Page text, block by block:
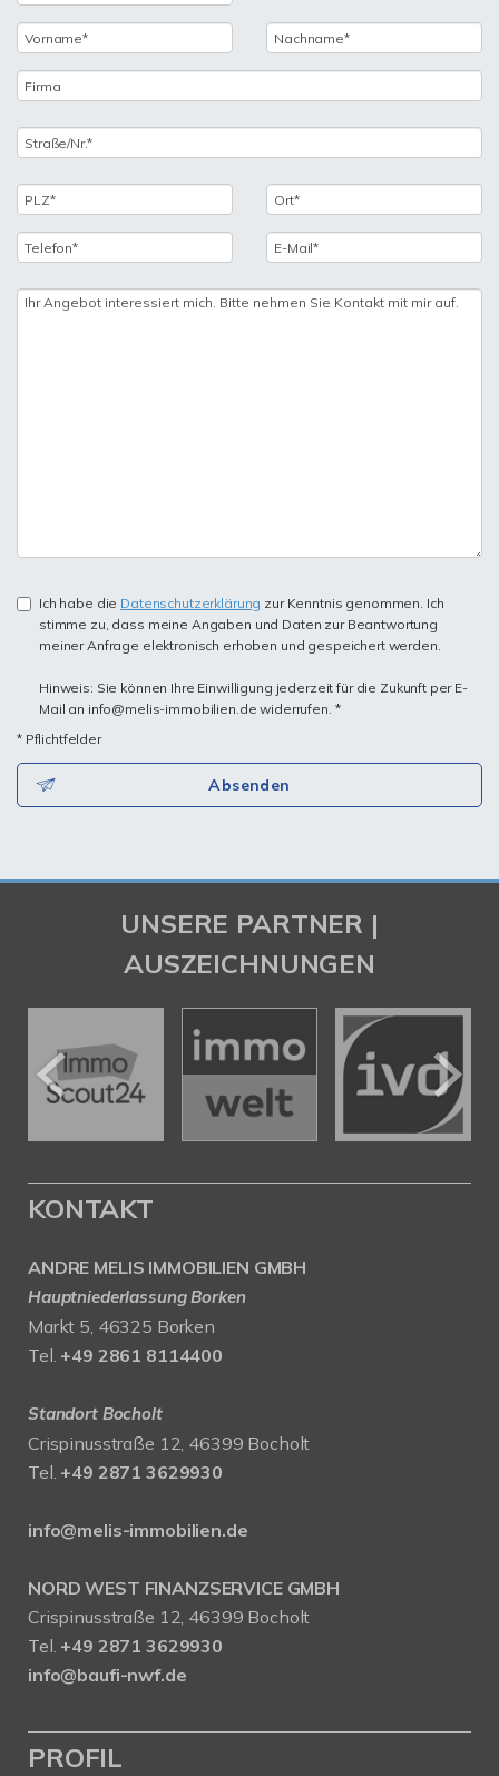
Ich habe die Datenschutzerklärung zur Kenntnis genommen. Ich
stimme zu, dass meine Angaben und Daten zur Beantwortung
meiner Anfrage elektronisch erhoben und gespeichert werden.
Hinweis: Sie können Ihre Einwilligung jederzeit für die Zukunft per E-
Mail an info@melis-immobilien.de widerrufen. *
* Pflichtfelder
Absenden
UNSERE PARTNER |
AUSZEICHNUNGEN
KONTAKT
ANDRE MELIS IMMOBILIEN GMBH
Hauptniederlassung Borken
Markt 5, 46325 Borken
Tel. +49 2861 8114400
Standort Bocholt
Crispinusstraße 12, 46399 Bocholt
Tel. +49 2871 3629930
info@melis-immobilien.de
NORD WEST FINANZSERVICE GMBH
Crispinusstraße 12, 46399 Bocholt
Tel. +49 2871 3629930
info@baufi-nwf.de
PROFIL